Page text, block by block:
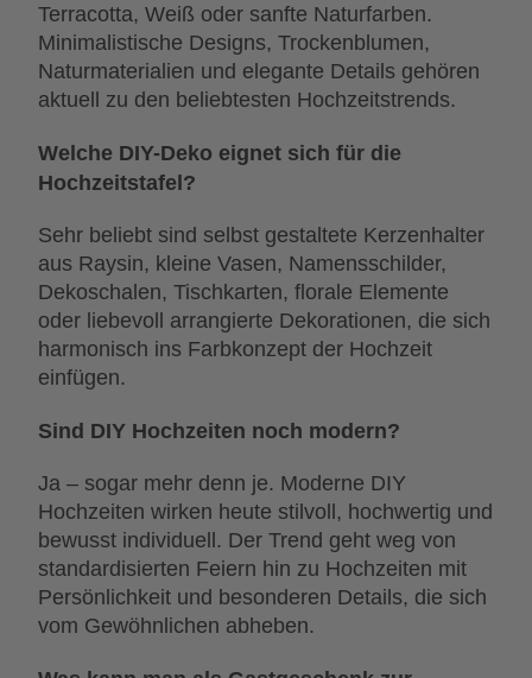
Terracotta, Weiß oder sanfte Naturfarben.
Minimalistische Designs, Trockenblumen,
Naturmaterialien und elegante Details gehören
aktuell zu den beliebtesten Hochzeitstrends.
Welche DIY-Deko eignet sich für die
Hochzeitstafel?
Sehr beliebt sind selbst gestaltete Kerzenhalter
aus Raysin, kleine Vasen, Namensschilder,
Dekoschalen, Tischkarten, florale Elemente
oder liebevoll arrangierte Dekorationen, die sich
harmonisch ins Farbkonzept der Hochzeit
einfügen.
Sind DIY Hochzeiten noch modern?
Ja – sogar mehr denn je. Moderne DIY
Hochzeiten wirken heute stilvoll, hochwertig und
bewusst individuell. Der Trend geht weg von
standardisierten Feiern hin zu Hochzeiten mit
Persönlichkeit und besonderen Details, die sich
vom Gewöhnlichen abheben.